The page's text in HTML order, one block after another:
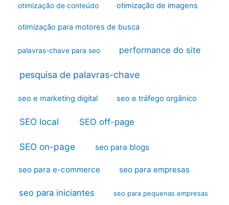
otimização de conteúdo otimização de imagens
otimização para motores de busca
palavras-chave para seo performance do site
pesquisa de palavras-chave
seo e marketing digital seo e tráfego orgânico
SEO local SEO off-page
SEO on-page seo para blogs
seo para e-commerce seo para empresas
seo para iniciantes seo para pequenas empresas